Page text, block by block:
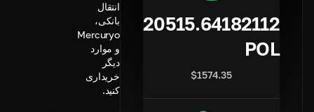
20515.64182112
POL
$1574.35
انتقال
بانکی،
Mercuryo
و موارد
دیگر
خریداری
کنید.